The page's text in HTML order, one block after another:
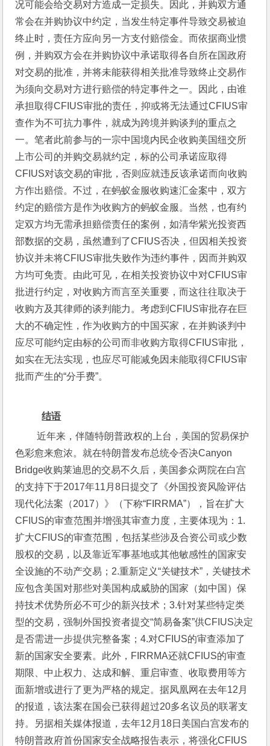
况可能会给交易对方造成一定损失。因此，并购双方通
常会在并购协议中约定，当发生特定事件导致交易被迫
终止时，责任方应向另一方支付赔偿金。而依据商业惯
例，并购双方会在并购协议中承诺取得各自所在国政府
对交易的批准，并将未能获得相关批准导致终止交易作
为须向交易对方进行赔偿的特定事件之一。因此，由谁
承担取得CFIUS审批的责任，抑或将无法通过CFIUS审
查作为不可抗力事件，就成为跨境并购谈判的重点之
一。笔者此前参与的一宗中国境内民企收购美国纽交所
上市公司的并购交易就约定，标的公司承诺应取得
CFIUS对该交易的审批，否则应就违反该承诺而向收购
方作出赔偿。不过，在蚂蚁金服收购速汇金案中，双方
约定的赔偿方是作为收购方的蚂蚁金服。当然，也有约
定双方均无需承担赔偿责任的案例，如清华紫光投资西
部数据的交易，虽然遭到了CFIUS否决，但因相关投资
协议并未将CFIUS审批失败作为违约事件，因而并购双
方均可免责。由此可见，在相关投资协议中对CFIUS审
批进行约定，对收购方而言至关重要，而这往往取决于
收购方及其律师的谈判能力。考虑到CFIUS审批存在巨
大的不确定性，作为收购方的中国买家，在并购谈判中
应尽可能约定由标的公司而非收购方取得CFIUS审批，
如实在无法实现，也应尽可能减免因未能取得CFIUS审
批而产生的“分手费”。
结语
近年来，伴随特朗普政权的上台，美国的贸易保护
色彩愈来愈浓。就在特朗普发布总统令否决Canyon
Bridge收购莱迪思的交易不久后，美国参众两院在白宫
的支持下于2017年11月8日提交了《外国投资风险评估
现代化法案（2017）》（下称“FIRRMA”），旨在扩大
CFIUS的审查范围并增强其审查力度，主要体现为：1.
扩大CFIUS的审查范围，包括某些涉及合资公司或少数
股权的交易，以及靠近军事基地或其他敏感性的国家安
全设施的不动产交易；2.重新定义“关键技术”，关键技术
应包含美国对那些对美国构成威胁的国家（如中国）保
持技术优势所必不可少的新兴技术；3.针对某些特定类
型的交易，强制外国投资者提交“简易备案”供CFIUS决定
是否需进一步提供完整备案；4.对CFIUS的审查添加了
新的国家安全要素。此外，FIRRMA还就CFIUS的审查
期限、中止权力、达成和解、重启审查、收取费用等方
面新增或进行了更为严格的规定。据凤凰网在去年12月
的报道，该法案在国会已获得超过20多名议员的联署支
持。另据相关媒体报道，去年12月18日美国白宫发布的
特朗普政府首份国家安全战略报告表示，将强化CFIUS